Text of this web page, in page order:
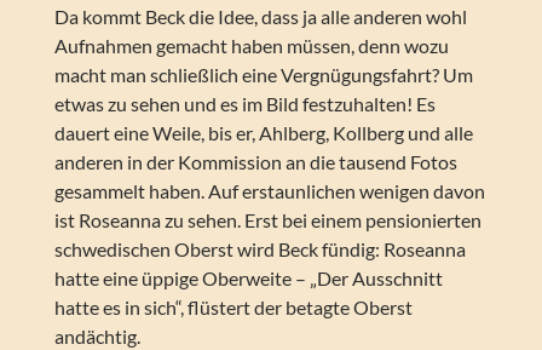
Da kommt Beck die Idee, dass ja alle anderen wohl
Aufnahmen gemacht haben müssen, denn wozu
macht man schließlich eine Vergnügungsfahrt? Um
etwas zu sehen und es im Bild festzuhalten! Es
dauert eine Weile, bis er, Ahlberg, Kollberg und alle
anderen in der Kommission an die tausend Fotos
gesammelt haben. Auf erstaunlichen wenigen davon
ist Roseanna zu sehen. Erst bei einem pensionierten
schwedischen Oberst wird Beck fündig: Roseanna
hatte eine üppige Oberweite – „Der Ausschnitt
hatte es in sich“, flüstert der betagte Oberst
andächtig.